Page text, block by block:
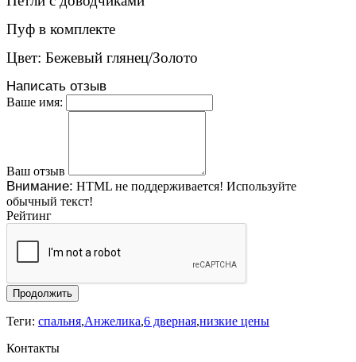
Пуф в комплекте
️Цвет: Бежевый глянец/Золото
Написать отзыв
Ваше имя:
Ваш отзыв
Внимание: HTML не поддерживается! Используйте
обычный текст!
Рейтинг
Продолжить
Теги: спальня,Анжелика,6 дверная,низкие цены
Контакты